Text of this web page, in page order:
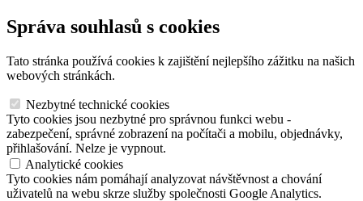
Správa souhlasů s cookies
Tato stránka používá cookies k zajištění nejlepšího zážitku na našich
webových stránkách.
Nezbytné technické cookies
Tyto cookies jsou nezbytné pro správnou funkci webu -
zabezpečení, správné zobrazení na počítači a mobilu, objednávky,
přihlašování. Nelze je vypnout.
Analytické cookies
Tyto cookies nám pomáhají analyzovat návštěvnost a chování
uživatelů na webu skrze služby společnosti Google Analytics.